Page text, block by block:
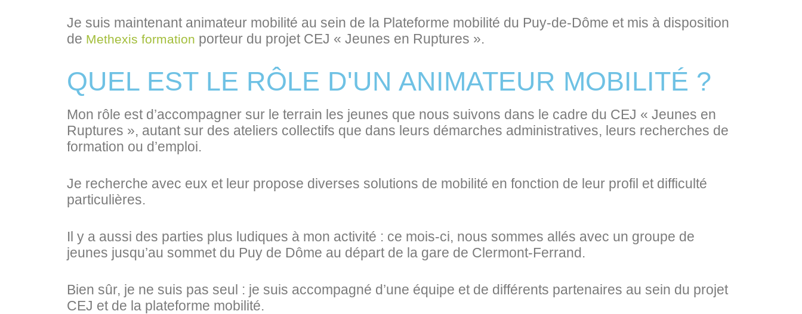
Je suis maintenant animateur mobilité au sein de la Plateforme mobilité du Puy-de-Dôme et mis à disposition
de Methexis formation porteur du projet CEJ « Jeunes en Ruptures ».
QUEL EST LE RÔLE D'UN ANIMATEUR MOBILITÉ ?
Mon rôle est d’accompagner sur le terrain les jeunes que nous suivons dans le cadre du CEJ « Jeunes en
Ruptures », autant sur des ateliers collectifs que dans leurs démarches administratives, leurs recherches de
formation ou d’emploi.
Je recherche avec eux et leur propose diverses solutions de mobilité en fonction de leur profil et difficulté
particulières.
Il y a aussi des parties plus ludiques à mon activité : ce mois-ci, nous sommes allés avec un groupe de
jeunes jusqu’au sommet du Puy de Dôme au départ de la gare de Clermont-Ferrand.
Bien sûr, je ne suis pas seul : je suis accompagné d’une équipe et de différents partenaires au sein du projet
CEJ et de la plateforme mobilité.